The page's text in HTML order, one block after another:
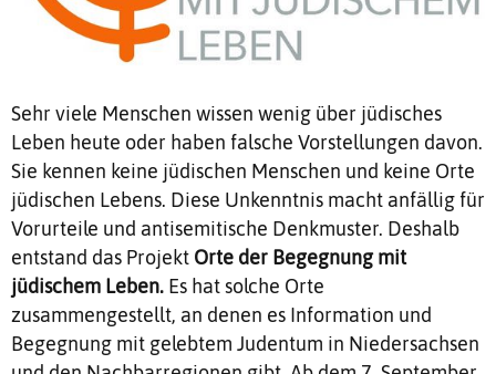
Sehr viele Menschen wissen wenig über jüdisches
Leben heute oder haben falsche Vorstellungen davon.
Sie kennen keine jüdischen Menschen und keine Orte
jüdischen Lebens. Diese Unkenntnis macht anfällig für
Vorurteile und antisemitische Denkmuster. Deshalb
entstand das Projekt Orte der Begegnung mit
jüdischem Leben. Es hat solche Orte
zusammengestellt, an denen es Information und
Begegnung mit gelebtem Judentum in Niedersachsen